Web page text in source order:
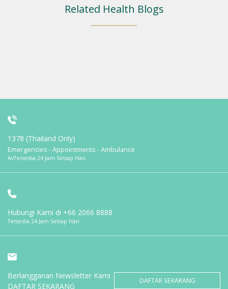
Related Health Blogs
1378 (Thailand Only)
Emergencies - Appointments - Ambulance
AvTersedia 24 Jam Setiap Hari
Hubungi Kami di +66 2066 8888
Tersedia 24 Jam Setiap Hari
Berlangganan Newsletter Kami
DAFTAR SEKARANG
DAFTAR SEKARANG